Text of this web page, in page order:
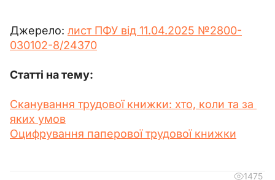
Джерело: лист ПФУ від 11.04.2025 №2800-
030102-8/24370
Статті на тему:
Сканування трудової книжки: хто, коли та за
яких умов
Оцифрування паперової трудової книжки
1475